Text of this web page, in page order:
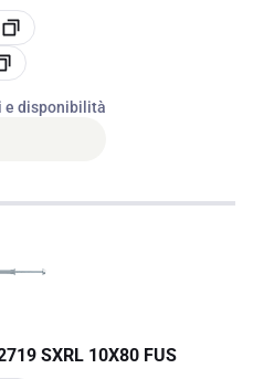
e disponibilità
SXRL 10X80 FUS